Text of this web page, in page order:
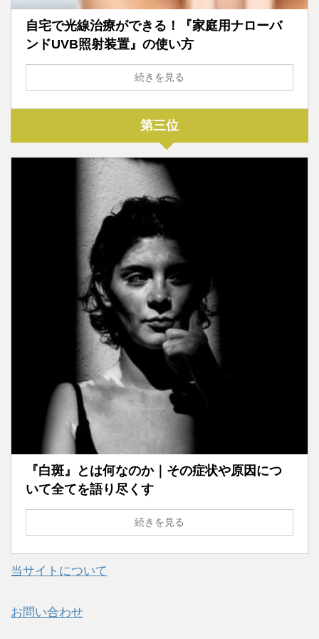
自宅で光線治療ができる！『家庭用ナローバ
ンドUVB照射装置』の使い方
続きを見る
第三位
『白斑』とは何なのか｜その症状や原因につ
いて全てを語り尽くす
続きを見る
当サイトについて
お問い合わせ